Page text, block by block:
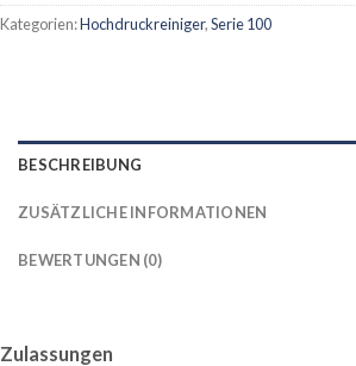
Kategorien:Hochdruckreiniger,Serie 100
BESCHREIBUNG
ZUSÄTZLICHE INFORMATIONEN
BEWERTUNGEN (0)
Zulassungen